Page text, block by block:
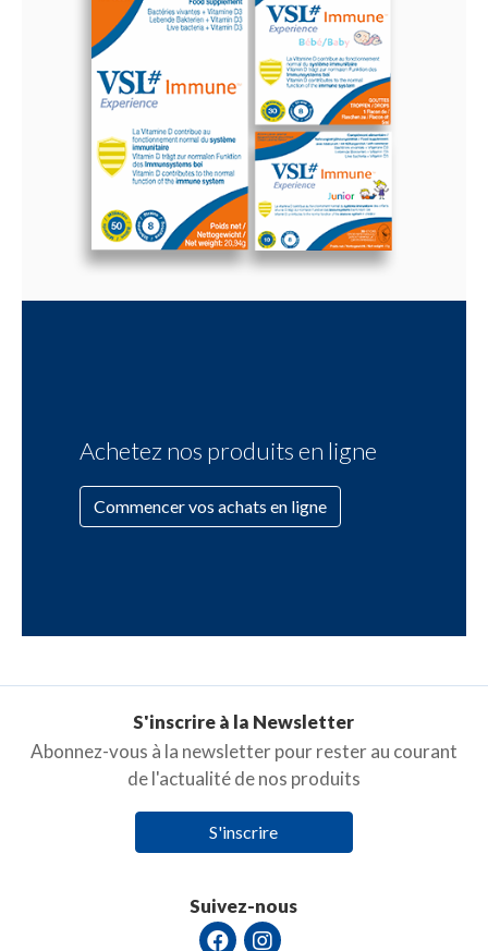
Achetez nos produits en ligne
Commencer vos achats en ligne
S'inscrire à la Newsletter
Abonnez-vous à la newsletter pour rester au courant
de l'actualité de nos produits
S'inscrire
Suivez-nous